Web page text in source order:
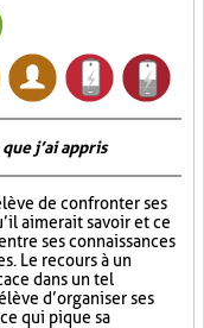
j’ai appris
de confronter ses
aimerait savoir et ce
ses connaissances
Le recours à un
dans un tel
d’organiser ses
qui pique sa